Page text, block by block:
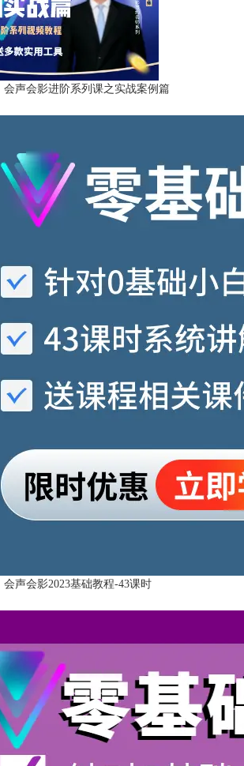
会声会影进阶系列课之实战案例篇
会声会影2023基础教程-43课时